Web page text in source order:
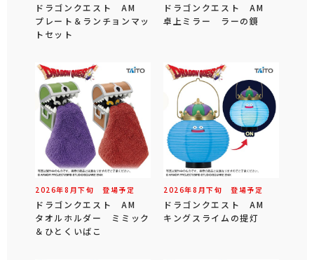
ドラゴンクエスト AM
プレート＆ランチョンマッ
トセット
ドラゴンクエスト AM
卓上ミラー ラーの鏡
2026年8 月下旬 登場予定
ドラゴンクエスト AM
タオルホルダー ミミック
＆ひとくいばこ
2026年8 月下旬 登場予定
ドラゴンクエスト AM
キングスライムの提灯